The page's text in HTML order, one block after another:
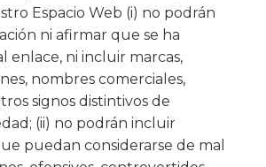
Espacio Web (i) no podrán
ni afirmar que se ha
enlace, ni incluir marcas,
nombres comerciales,
signos distintivos de
(ii) no podrán incluir
puedan considerarse de mal